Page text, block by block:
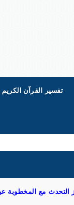
تفسير القرآن الكريم
مع المخطوبة